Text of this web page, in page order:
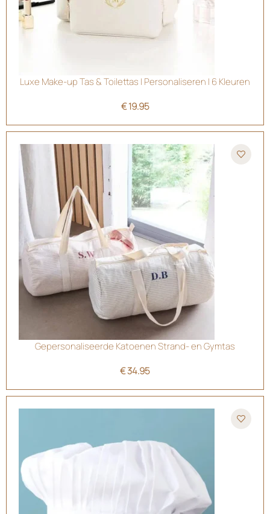
Luxe Make-up Tas & Toilettas | Personaliseren | 6 Kleuren
€19.95
Gepersonaliseerde Katoenen Strand- en Gymtas
€34.95